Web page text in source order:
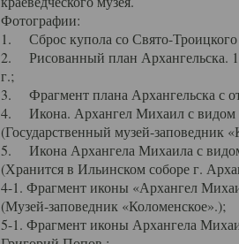
Фотографии:
1. Сброс купола со Свято-Троицкого
2. Рисованный план Архангельска.
г.;
3. Фрагмент плана Архангельска с
4. Икона. Архангел Михаил с видом
(Государственный музей-заповедник
5. Икона Архангела Михаила с
(Хранится в Ильинском соборе г.
4-1. Фрагмент иконы «Архангел
(Музей-заповедник «Коломенское».);
5-1. Фрагмент иконы Архангела